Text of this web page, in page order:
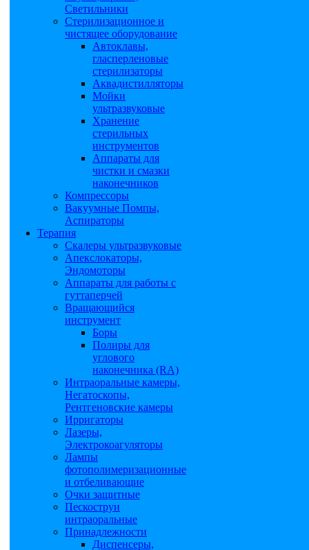
Светильники
Стерилизационное и
чистящее оборудование
Автоклавы,
гласперленовые
стерилизаторы
Аквадистилляторы
Мойки
ультразвуковые
Хранение
стерильных
инструментов
Аппараты для
чистки и смазки
наконечников
Компрессоры
Вакуумные Помпы,
Аспираторы
Терапия
Скалеры ультразвуковые
Апекслокаторы,
Эндомоторы
Аппараты для работы с
гуттаперчей
Вращающийся
инструмент
Боры
Полиры для
углового
наконечника (RA)
Интраоральные камеры,
Негатоскопы,
Рентгеновские камеры
Ирригаторы
Лазеры,
Электрокоагуляторы
Лампы
фотополимеризационные
и отбеливающие
Очки защитные
Пескоструи
интраоральные
Принадлежности
Диспенсеры,